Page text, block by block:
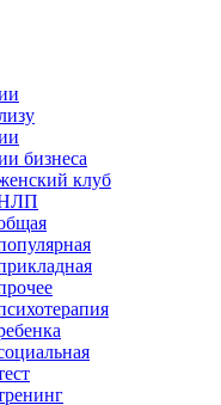
бизнеса
клуб
НЛП